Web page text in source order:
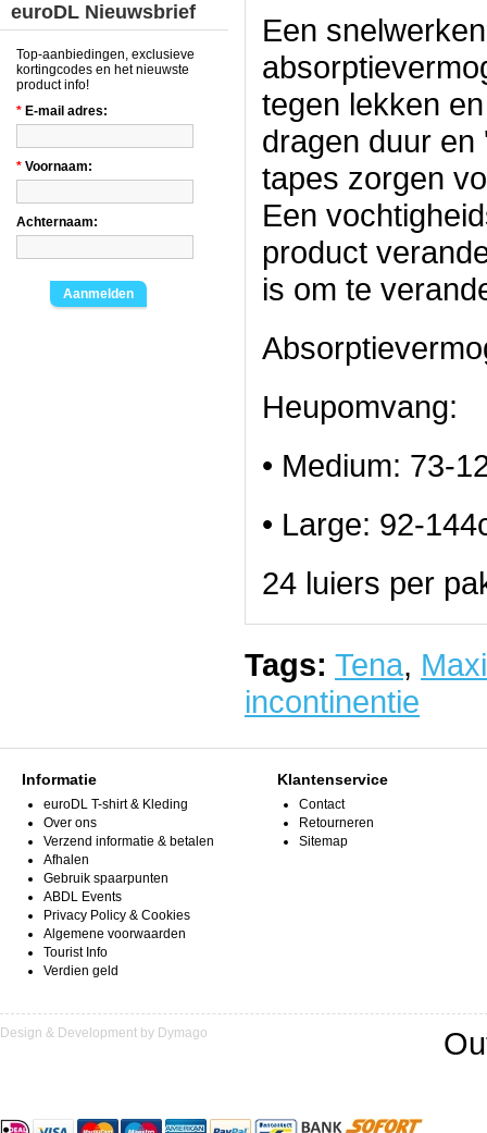
euroDL Nieuwsbrief
Top-aanbiedingen, exclusieve
kortingcodes en het nieuwste
product info!
* E-mail adres:
* Voornaam:
Achternaam:
Aanmelden
Een
tegen lekken
dragen duur
tapes zorgen
Een
product
is om te
Heupomvang:
• Medium: 73-
• Large: 92-
24 luiers per
Tags: Tena, Maxi
incontinentie
Informatie
euroDL T-shirt & Kleding
Over ons
Verzend informatie & betalen
Afhalen
Gebruik spaarpunten
ABDL Events
Privacy Policy & Cookies
Algemene voorwaarden
Tourist Info
Verdien geld
Klantenservice
Contact
Retourneren
Sitemap
Design & Development by Dymago